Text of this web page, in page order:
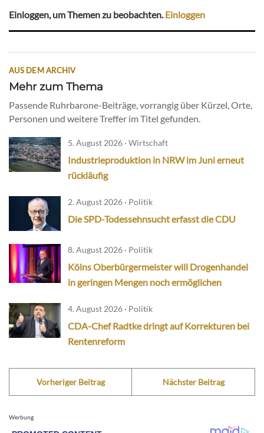
Einloggen, um Themen zu beobachten. Einloggen
AUS DEM ARCHIV
Mehr zum Thema
Passende Ruhrbarone-Beiträge, vorrangig über Kürzel, Orte,
Personen und weitere Treffer im Titel gefunden.
5. August 2026 · Wirtschaft
Industrieproduktion in NRW im Juni erneut
rückläufig
2. August 2026 · Politik
Die SPD-Todessehnsucht erfasst die CDU
8. August 2026 · Politik
Kölns Oberbürgermeister will Drogenhandel
in geringen Mengen noch ermöglichen
4. August 2026 · Politik
CDA-Chef Radtke dringt auf Korrekturen bei
Rentenreform
Vorheriger Beitrag Nächster Beitrag
Werbung